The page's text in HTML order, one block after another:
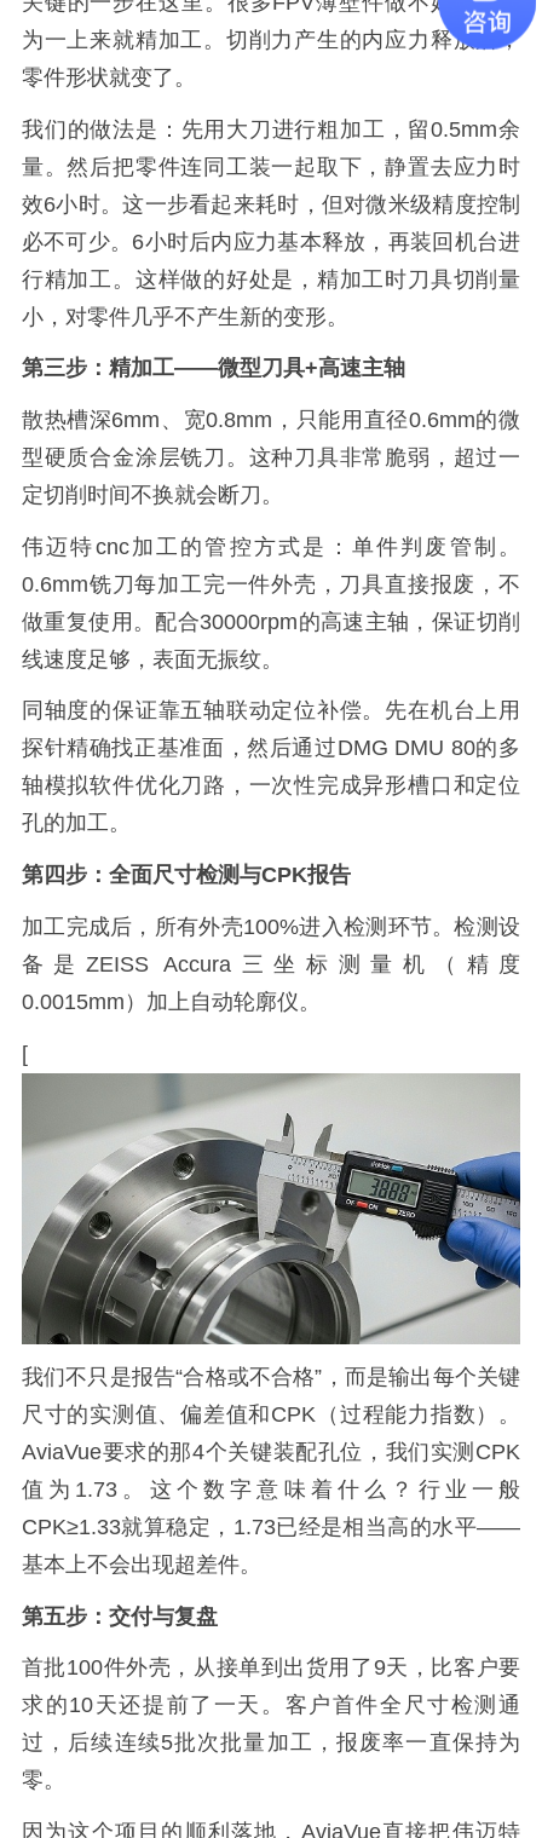
为一上来就精加工。切削力产生的内应力释放后，
零件形状就变了。
我们的做法是：先用大刀进行粗加工，留0.5mm余
量。然后把零件连同工装一起取下，静置去应力时
效6小时。这一步看起来耗时，但对微米级精度控制
必不可少。6小时后内应力基本释放，再装回机台进
行精加工。这样做的好处是，精加工时刀具切削量
小，对零件几乎不产生新的变形。
第三步：精加工——微型刀具+高速主轴
散热槽深6mm、宽0.8mm，只能用直径0.6mm的微
型硬质合金涂层铣刀。这种刀具非常脆弱，超过一
定切削时间不换就会断刀。
伟迈特cnc加工的管控方式是：单件判废管制。
0.6mm铣刀每加工完一件外壳，刀具直接报废，不
做重复使用。配合30000rpm的高速主轴，保证切削
线速度足够，表面无振纹。
同轴度的保证靠五轴联动定位补偿。先在机台上用
探针精确找正基准面，然后通过DMG DMU 80的多
轴模拟软件优化刀路，一次性完成异形槽口和定位
孔的加工。
第四步：全面尺寸检测与CPK报告
加工完成后，所有外壳100%进入检测环节。检测设
备是ZEISS Accura三坐标测量机（精度
0.0015mm）加上自动轮廓仪。
[
我们不只是报告“合格或不合格”，而是输出每个关键
尺寸的实测值、偏差值和CPK（过程能力指数）。
AviaVue要求的那4个关键装配孔位，我们实测CPK
值为1.73。这个数字意味着什么？行业一般
CPK≥1.33就算稳定，1.73已经是相当高的水平——
基本上不会出现超差件。
第五步：交付与复盘
首批100件外壳，从接单到出货用了9天，比客户要
求的10天还提前了一天。客户首件全尺寸检测通
过，后续连续5批次批量加工，报废率一直保持为
零。
因为这个项目的顺利落地，AviaVue直接把伟迈特